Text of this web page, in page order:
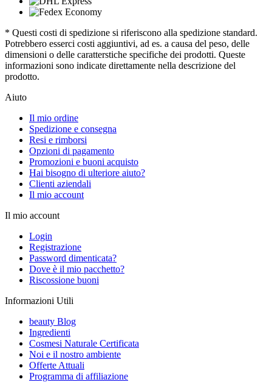
* Questi costi di spedizione si riferiscono alla spedizione standard.
Potrebbero esserci costi aggiuntivi, ad es. a causa del peso, delle
dimensioni o delle caratterstiche specifiche dei prodotti. Queste
informazioni sono indicate direttamente nella descrizione del
prodotto.
Aiuto
Il mio ordine
Spedizione e consegna
Resi e rimborsi
Opzioni di pagamento
Promozioni e buoni acquisto
Hai bisogno di ulteriore aiuto?
Clienti aziendali
Il mio account
Il mio account
Login
Registrazione
Password dimenticata?
Dove è il mio pacchetto?
Riscossione buoni
Informazioni Utili
beauty Blog
Ingredienti
Cosmesi Naturale Certificata
Noi e il nostro ambiente
Offerte Attuali
Programma di affiliazione